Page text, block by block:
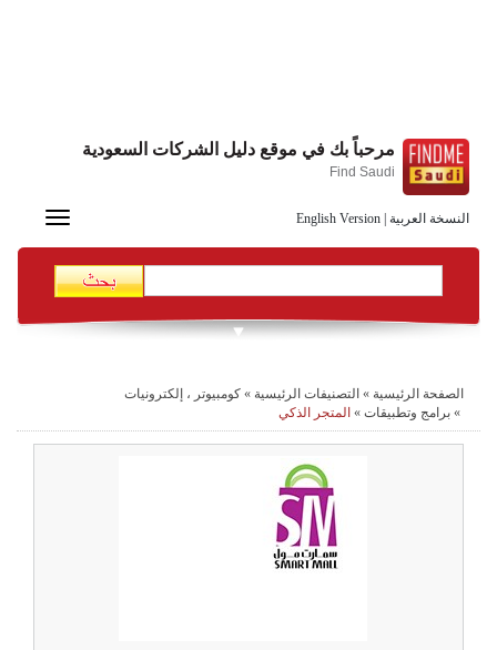
النسخة العربية English Version
مرحباً بك في موقع دليل الشركات السعودية
Find Saudi
Toggle
الصفحة الرئيسية » التصنيفات الرئيسية » كومبيوتر ، إلكترونيات
» برامج وتطبيقات » المتجر الذكي